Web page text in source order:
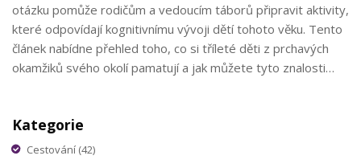
otázku pomůže rodičům a vedoucím táborů připravit aktivity,
které odpovídají kognitivnímu vývoji dětí tohoto věku. Tento
článek nabídne přehled toho, co si tříleté děti z prchavých
okamžiků svého okolí pamatují a jak můžete tyto znalosti
domácnosti.
Kategorie
Cestování (42)